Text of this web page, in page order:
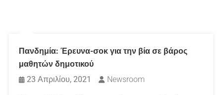
Πανδημία: Έρευνα-σοκ για την βία σε βάρος
μαθητών δημοτικού
23 Απριλίου, 2021
Newsroom